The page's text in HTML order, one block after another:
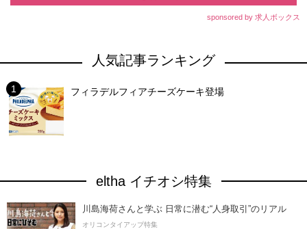
sponsored by 求人ボックス
人気記事ランキング
フィラデルフィアチーズケーキ登場
eltha イチオシ特集
川島海荷さんと学ぶ 日常に潜む“人身取引”のリアル
オリコンタイアップ特集